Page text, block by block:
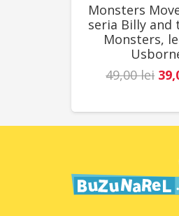
REDUCERI!
Monsters
seria Billy and
Monsters,
49,00lei
a